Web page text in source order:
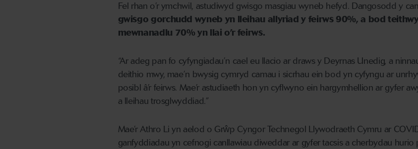
Fel rhan o’r ymchwil, astudiwyd gwisgo masgiau wyneb hefyd. Dangosodd y
gwisgo gorchudd wyneb yn lleihau allyriad y feirws 90%, a bod
mewnanadlu 70% yn llai o’r feirws.
“Ar adeg pan fo cyfyngiadau’n cael eu llacio ar draws y Deyrnas Unedig, a
deithio mwy, mae’n bwysig cymryd camau i sicrhau ein bod yn cyfyngu ar
posibl â’r feirws. Mae’r astudiaeth hon yn cyflwyno ein hargymhellion ar gyfer
a lleihau trosglwyddiad.”
Mae’r Athro Li yn aelod o Grŵp Cyngor Technegol Llywodraeth Cymru ar
ganfyddiadau yn cefnogi canllawiau diweddar ar gyfer tacsis a cherbydau hurio